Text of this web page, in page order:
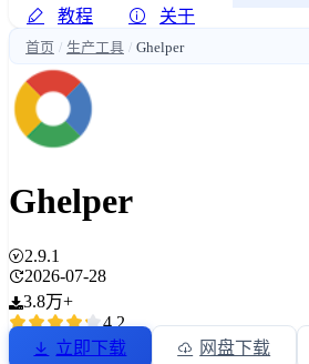
教程
关于
首页 / 生产工具 / Ghelper
Ghelper
2.9.1
2026-07-28
3.8万+
4.2
立即下载
网盘下载